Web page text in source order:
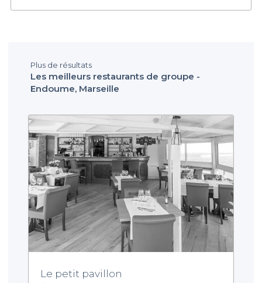
Plus de résultats
Les meilleurs restaurants de groupe -
Endoume, Marseille
Le petit pavillon